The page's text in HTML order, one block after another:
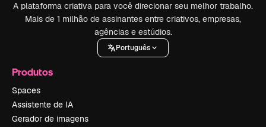
A plataforma criativa para você direcionar seu melhor trabalho.
Mais de 1 milhão de assinantes entre criativos, empresas,
agências e estúdios.
Português
Produtos
Spaces
Assistente de IA
Gerador de imagens